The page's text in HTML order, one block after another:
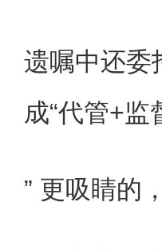
遗嘱中还委
成“代管+监
” 更吸睛的